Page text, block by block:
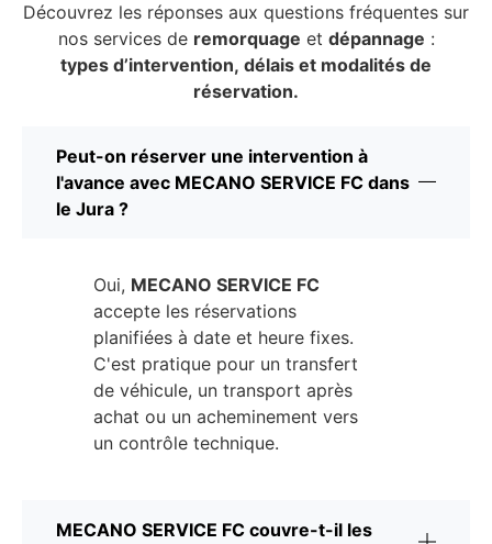
Découvrez les réponses aux questions fréquentes sur
nos services de remorquage et dépannage :
types d’intervention, délais et modalités de
réservation.
Peut-on réserver une intervention à
l'avance avec MECANO SERVICE FC dans
le Jura ?
Oui, MECANO SERVICE FC
accepte les réservations
planifiées à date et heure fixes.
C'est pratique pour un transfert
de véhicule, un transport après
achat ou un acheminement vers
un contrôle technique.
MECANO SERVICE FC couvre-t-il les